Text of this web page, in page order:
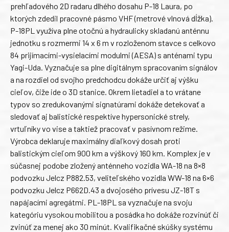
prehľadového 2D radaru dlhého dosahu P-18 Laura, po
ktorých zdedil pracovné pásmo VHF (metrové vlnová dĺžka).
P-18PL využíva plne otočnú a hydraulicky skladanú anténnu
jednotku s rozmermi 14 x 6 m v rozloženom stavce s celkovo
84 prijímacími-vysielacími modulmi (AESA) s anténami typu
Yagi-Uda. Vyznačuje sa plne digitálnym spracovaním signálov
a na rozdiel od svojho predchodcu dokáže určiť aj výšku
cieľov, čiže ide o 3D stanice. Okrem lietadiel a to vrátane
typov so zredukovanými signatúrami dokáže detekovať a
sledovať aj balistické respektíve hypersonické strely,
vrtuľníky vo vise a taktiež pracovať v pasívnom režime.
Výrobca deklaruje maximálny diaľkový dosah proti
balistickým cieľom 900 km a výškový 160 km. Komplex je v
súčasnej podobe zložený anténneho vozidla WA-18 na 8×8
podvozku Jelcz P882.53, veliteľského vozidla WW-18 na 6×6
podvozku Jelcz P662D.43 a dvojosého prívesu JZ-18T s
napájacími agregátmi. PL-18PL sa vyznačuje na svoju
kategóriu vysokou mobilitou a posádka ho dokáže rozvinúť či
zvinúť za menej ako 30 minút. Kvalifikačné skúšky systému